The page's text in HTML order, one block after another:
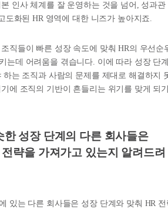
인사 체계를 잘 운영하는 것을 넘어, 성과관
도화된 HR 영역에 대한 니즈가 높아지죠.
직들이 빠른 성장 속도에 맞춰 HR의 우선순
는데 어려움을 겪습니다. 이에 따라 성장 단
하는 조직과 사람의 문제를 제대로 해결하지
에 조직의 기반이 흔들리는 위기를 맞게 되
한 성장 단계의 다른 회사들은
략을 가져가고 있는지 알려드려
있는 다른 회사들은 성장 단계와 맞춰 HR 전